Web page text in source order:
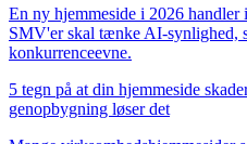
En ny hjemmeside i 2026
SMV'er skal tænke AI-synlighed,
konkurrenceevne.
5 tegn på at din hjemmeside
genopbygning løser det